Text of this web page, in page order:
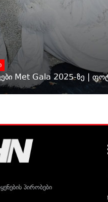
Met Gala 2025-ზე |
პირობები